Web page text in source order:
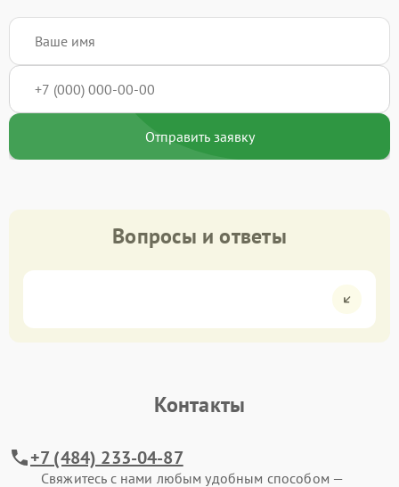
Отправить заявку
Вопросы и ответы
Контакты
+7 (484) 233-04-87
Свяжитесь с нами любым удобным способом —